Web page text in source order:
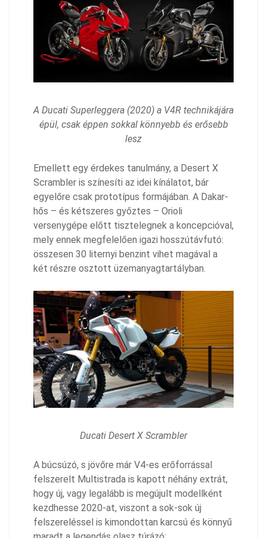
A Ducati Superleggera (2020) a V4R technikájára
épül, csak éppen sokkal könnyebb és erősebb
lesz
Emellett egy érdekes tanulmány, a Desert X
Scrambler is színesíti az idei kínálatot, bár
egyelőre csak prototípus formájában. A Dakar-
hős – és kétszeres győztes – Orioli
versenygépe előtt tisztelegnek a koncepcióval,
mely ennek megfelelően igazi hosszútávfutó:
összesen 30 liternyi benzint vihet magával a
két részre osztott üzemanyagtartályban.
Ducati Desert X Scrambler
A búcsúzó, s jövőre már V4-es erőforrással
felszerelt Multistrada is kapott néhány extrát,
hogy új, vagy legalább is megújult modellként
kezdhesse 2020-at, viszont a sok-sok új
felszereléssel is kimondottan karcsú és könnyű